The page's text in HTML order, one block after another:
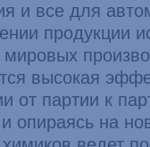
и все для
продукции
высокая
от партии к
опираясь на